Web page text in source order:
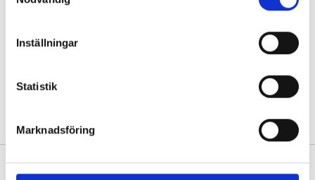
Inställningar
Statistik
Marknadsföring